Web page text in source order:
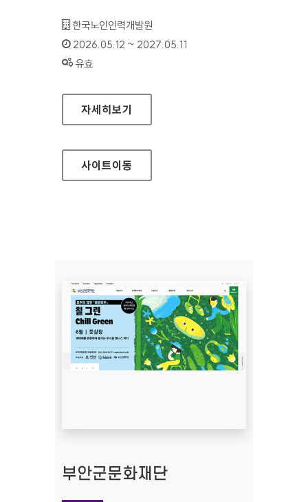
기관명 :
한국노인인력개발원
인증기간 :
2026.05.12 ~ 2027.05.11
상태 :
유효
한국노인인력개발원(모바일웹)
자세히보기
사이트이동
부안군문화재단